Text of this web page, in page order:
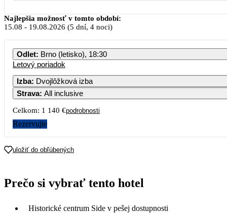
Najlepšia možnosť v tomto období:
15.08 - 19.08.2026 (5 dní, 4 noci)
Odlet: Brno (letisko), 18:30
Letový poriadok
Izba: Dvojlôžková izba
Strava: All inclusive
Celkom: 1 140 €podrobnosti
Rezervujte
uložiť do obľúbených
Prečo si vybrať tento hotel
Historické centrum Side v pešej dostupnosti